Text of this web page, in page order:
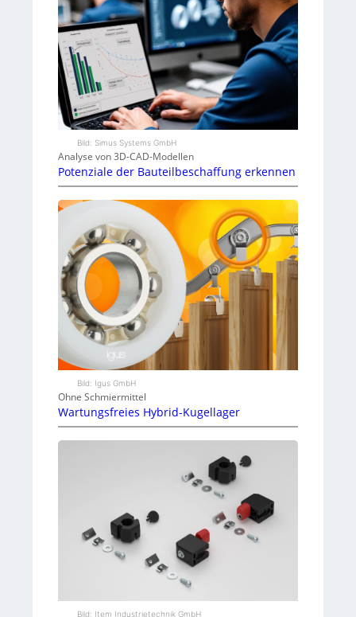
Bild: Simus Systems GmbH
Analyse von 3D-CAD-Modellen
Potenziale der Bauteilbeschaffung erkennen
Bild: Igus GmbH
Ohne Schmiermittel
Wartungsfreies Hybrid-Kugellager
Bild: Item Industrietechnik GmbH